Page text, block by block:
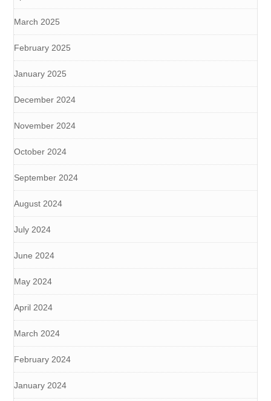
March 2025
February 2025
January 2025
December 2024
November 2024
October 2024
September 2024
August 2024
July 2024
June 2024
May 2024
April 2024
March 2024
February 2024
January 2024